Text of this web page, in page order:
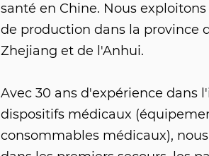
santé en Chine. Nous
de production dans la province
Zhejiang et de l'Anhui.
Avec 30 ans d'expérience dans
dispositifs médicaux
consommables médicaux),